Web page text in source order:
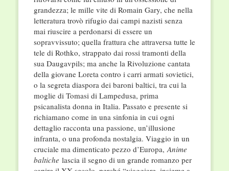
grandezza; le mille vite di Romain Gary, che nella
letteratura trovò rifugio dai campi nazisti senza
mai riuscire a perdonarsi di essere un
sopravvissuto; quella frattura che attraversa tutte le
tele di Rothko, strappato dai rossi tramonti della
sua Daugavpils; ma anche la Rivoluzione cantata
della giovane Loreta contro i carri armati sovietici,
o la segreta diaspora dei baroni baltici, tra cui la
moglie di Tomasi di Lampedusa, prima
psicanalista donna in Italia. Passato e presente si
richiamano come in una sinfonia in cui ogni
dettaglio racconta una passione, un’illusione
infranta, o una profonda nostalgia. Viaggio in un
cruciale ma dimenticato pezzo d’Europa,Anime
baltiche lascia il segno di un grande romanzo per